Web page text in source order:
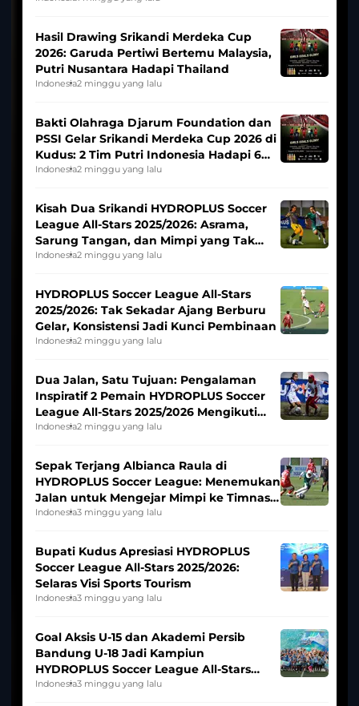
Hasil Drawing Srikandi Merdeka Cup
2026: Garuda Pertiwi Bertemu Malaysia,
Putri Nusantara Hadapi Thailand
Indonesia2 minggu yang lalu
Bakti Olahraga Djarum Foundation dan
PSSI Gelar Srikandi Merdeka Cup 2026 di
Kudus: 2 Tim Putri Indonesia Hadapi 6
Tim Asia
Indonesia2 minggu yang lalu
Kisah Dua Srikandi HYDROPLUS Soccer
League All-Stars 2025/2026: Asrama,
Sarung Tangan, dan Mimpi yang Tak
Pernah Padam
Indonesia2 minggu yang lalu
HYDROPLUS Soccer League All-Stars
2025/2026: Tak Sekadar Ajang Berburu
Gelar, Konsistensi Jadi Kunci Pembinaan
Indonesia2 minggu yang lalu
Dua Jalan, Satu Tujuan: Pengalaman
Inspiratif 2 Pemain HYDROPLUS Soccer
League All-Stars 2025/2026 Mengikuti
Seleksi Timnas Indonesia Putri
Indonesia2 minggu yang lalu
Sepak Terjang Albianca Raula di
HYDROPLUS Soccer League: Menemukan
Jalan untuk Mengejar Mimpi ke Timnas
Indonesia Putri
Indonesia3 minggu yang lalu
Bupati Kudus Apresiasi HYDROPLUS
Soccer League All-Stars 2025/2026:
Selaras Visi Sports Tourism
Indonesia3 minggu yang lalu
Goal Aksis U-15 dan Akademi Persib
Bandung U-18 Jadi Kampiun
HYDROPLUS Soccer League All-Stars
2025/2026
Indonesia3 minggu yang lalu